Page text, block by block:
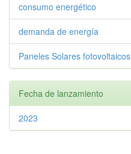
consumo energético
demanda de energía
Paneles Solares fotovoltaicos
Fecha de lanzamiento
2023